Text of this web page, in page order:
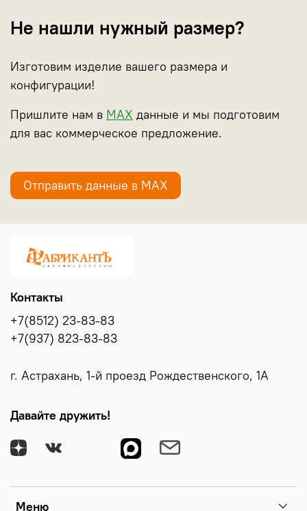
Не нашли нужный размер?
Изготовим изделие вашего размера и
конфигурации!
Пришлите нам в МАХ данные и мы подготовим
для вас коммерческое предложение.
Отправить данные в МАХ
Меню
Контакты
+7(8512) 23-83-83
+7(937) 823-83-83
г. Астрахань, 1-й проезд Рождественского, 1А
Давайте дружить!